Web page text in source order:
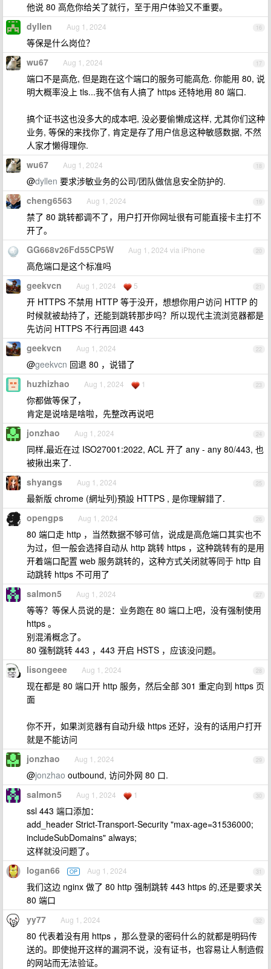
他说 80 高危你给关了就行，至于用户体验又不重要。
16
dyllen Aug 1, 2024
等保是什么岗位？
17
wu67 Aug 1, 2024
端口不是高危, 但是跑在这个端口的服务可能高危. 你能用 80, 说
明大概率没上 tls...我不信有人搞了 https 还特地用 80 端口.
搞个证书这也没多大的成本吧, 没必要偷懒成这样, 尤其你们这种
业务, 等保的来找你了, 肯定是存了用户信息这种敏感数据, 不然
人家才懒得理你.
18
wu67 Aug 1, 2024
@dyllen 要求涉敏业务的公司/团队做信息安全防护的.
19
cheng6563 Aug 1, 2024
禁了 80 跳转都调不了，用户打开你网址很有可能直接卡主打不
开了。
20
GG668v26Fd55CP5W Aug 1, 2024 via iPhone
高危端口是这个标准吗
21
geekvcn Aug 1, 2024 5
开 HTTPS 不禁用 HTTP 等于没开，想想你用户访问 HTTP 的
时候就被劫持了，还能到跳转那步吗？所以现代主流浏览器都是
先访问 HTTPS 不行再回退 443
22
geekvcn Aug 1, 2024
@geekvcn 回退 80 ，说错了
23
huzhizhao Aug 1, 2024 1
你都做等保了，
肯定是说啥是啥啦，先整改再说吧
24
jonzhao Aug 1, 2024
同样,最近在过 ISO27001:2022, ACL 开了 any - any 80/443, 也
被揪出来了.
25
shyangs Aug 1, 2024
最新版 chrome (網址列)預設 HTTPS , 是你理解錯了.
26
opengps Aug 1, 2024
80 端口走 http ，当然数据不够可信，说成是高危端口其实也不
为过，但一般会选择自动从 http 跳转 https ，这种跳转有的是用
开着端口配置 web 服务跳转的，这种方式关闭就等同于 http 自
动跳转 https 不可用了
27
salmon5 Aug 1, 2024
等等？等保人员说的是：业务跑在 80 端口上吧，没有强制使用
https 。
别混淆概念了。
80 强制跳转 443 ，443 开启 HSTS ，应该没问题。
28
lisongeee Aug 1, 2024
现在都是 80 端口开 http 服务，然后全部 301 重定向到 https 页
面
你不开，如果浏览器有自动升级 https 还好，没有的话用户打开
就是不能访问
29
jonzhao Aug 1, 2024
@jonzhao outbound, 访问外网 80 口.
30
salmon5 Aug 1, 2024 1
ssl 443 端口添加：
add_header Strict-Transport-Security "max-age=31536000;
includeSubDomains" always;
这样就没问题了。
31
logan66 OP Aug 1, 2024
我们这边 nginx 做了 80 http 强制跳转 443 https 的,还是要求关
80 端口
32
yy77 Aug 1, 2024
80 代表着没有用 https ，那么登录的密码什么的就都是明码传
送的。即使抛开这样的漏洞不说，没有证书，也容易让人制造假
的网站而无法验证。